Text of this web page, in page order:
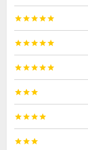
























